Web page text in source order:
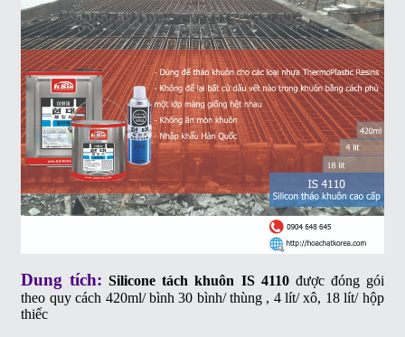
Dung tích: Silicone tách khuôn IS 4110được đóng gói
theo quy cách 420ml/ bình 30 bình/ thùng , 4 lít/ xô, 18 lít/ hộp
thiếc